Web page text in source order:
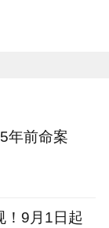
年前命案
！9月1日起